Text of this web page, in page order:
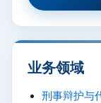
业务领域
刑事辩护与